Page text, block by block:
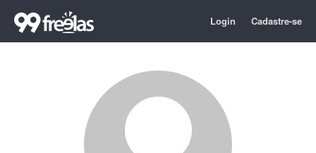
Login Cadastre-se